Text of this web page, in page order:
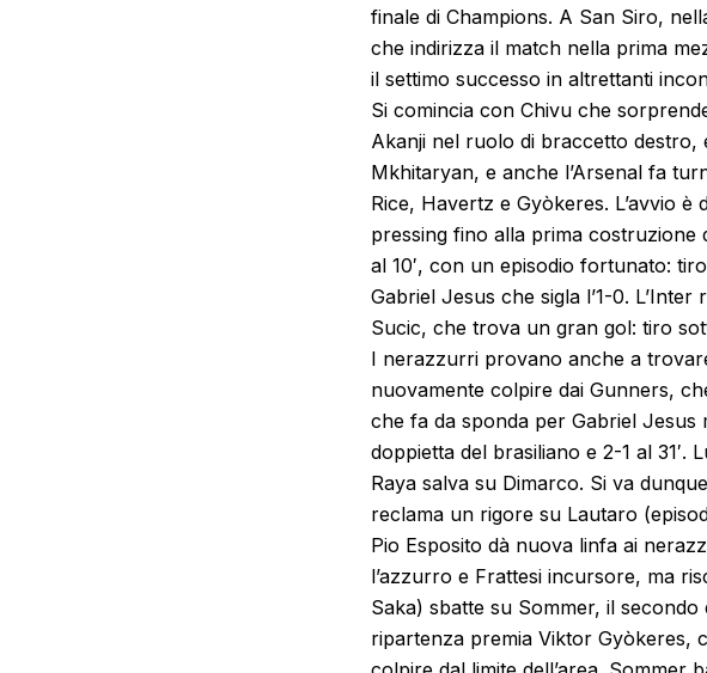
finale di Champions. A San Siro,
che indirizza il match nella prima
il settimo successo in altrettanti
Si comincia con Chivu che
Akanji nel ruolo di braccetto destro,
Mkhitaryan, e anche l’Arsenal fa
Rice, Havertz e Gyòkeres. L’avvio
pressing fino alla prima costruzione
al 10′, con un episodio fortunato:
Gabriel Jesus che sigla l’1-0.
Sucic, che trova un gran gol: tiro
I nerazzurri provano anche a
nuovamente colpire dai Gunners,
che fa da sponda per Gabriel Jesus
doppietta del brasiliano e 2-1 al
Raya salva su Dimarco. Si va
reclama un rigore su Lautaro
Pio Esposito dà nuova linfa ai
l’azzurro e Frattesi incursore, ma
Saka) sbatte su Sommer, il
ripartenza premia Viktor Gyòkeres,